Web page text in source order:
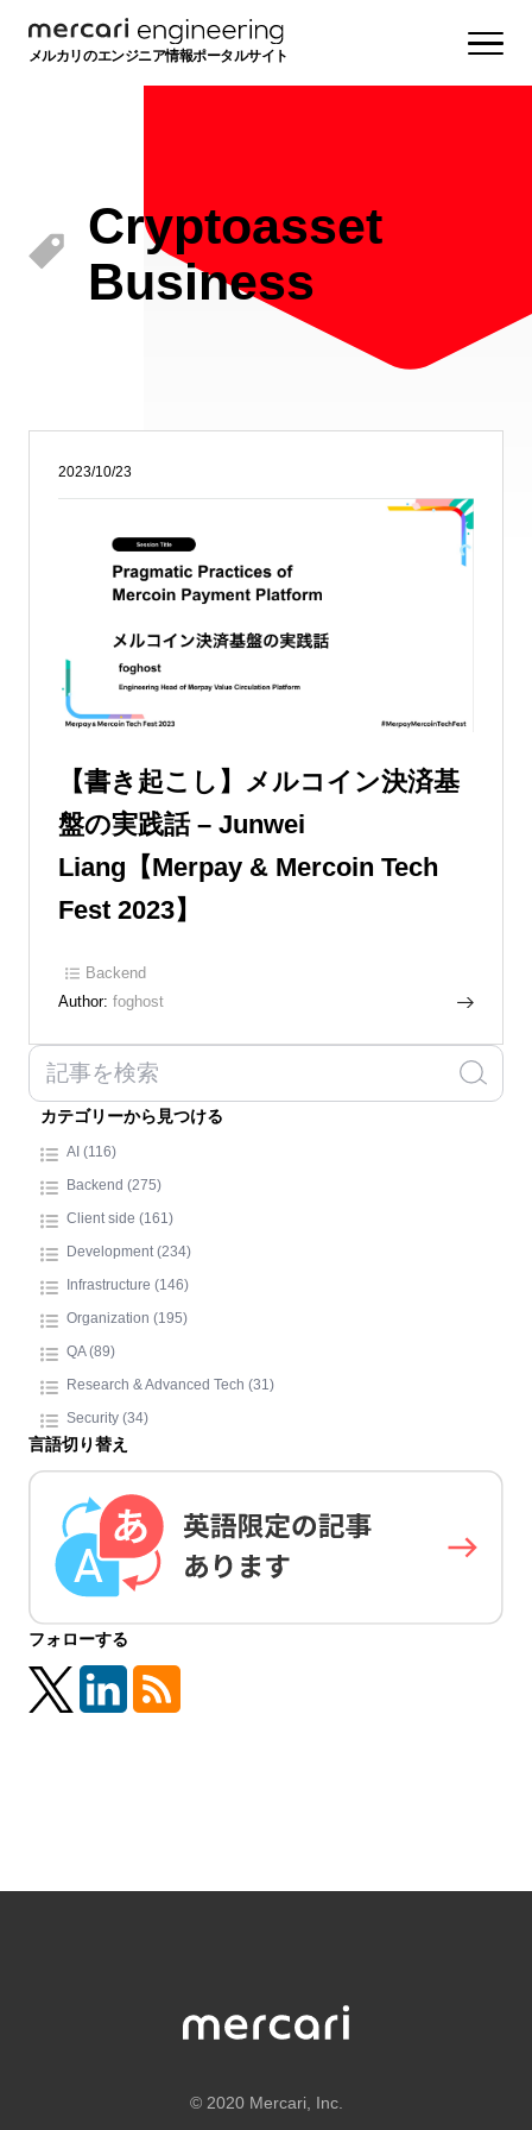
メルカリのエンジニア情報ポータルサイト
Cryptoasset
Business
2023/10/23
【書き起こし】メルコイン決済基
盤の実践話 – Junwei
Liang【Merpay & Mercoin Tech
Fest 2023】
Backend
Author: foghost
カテゴリーから見つける
AI (116)
Backend (275)
Client side (161)
Development (234)
Infrastructure (146)
Organization (195)
QA (89)
Research & Advanced Tech (31)
Security (34)
言語切り替え
フォローする
© 2020 Mercari, Inc.